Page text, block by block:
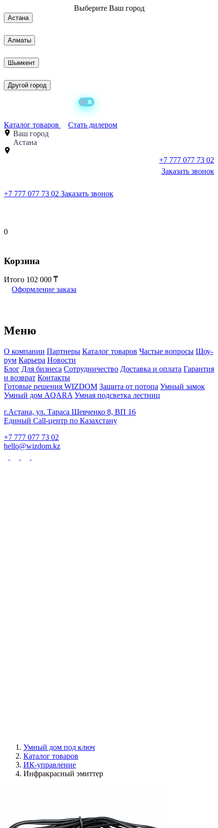
Выберите Ваш город
Астана
Алматы
Шымкент
Другой город
Каталог товаров
Стать дилером
Ваш город
Астана
+7 777 077 73 02
Заказать звонок
+7 777 077 73 02 Заказать звонок
0
Корзина
Итого 102 000
Оформление заказа
Меню
О компании Партнеры Каталог товаров Частые вопросы Шоу-
рум Карьера Новости
Блог Для бизнеса Сотрудничество Доставка и оплата Гарантия
и возврат Контакты
Готовые решения WIZDOM Защита от потопа Умный замок
Умный дом AQARA Умная подсветка лестниц
г.Астана, ул. Тараса Шевченко 8, ВП 16
Единый Call-центр по Казахстану
+7 777 077 73 02
hello@wizdom.kz
Умный дом под ключ
Каталог товаров
ИК-управление
Инфракрасный эмиттер